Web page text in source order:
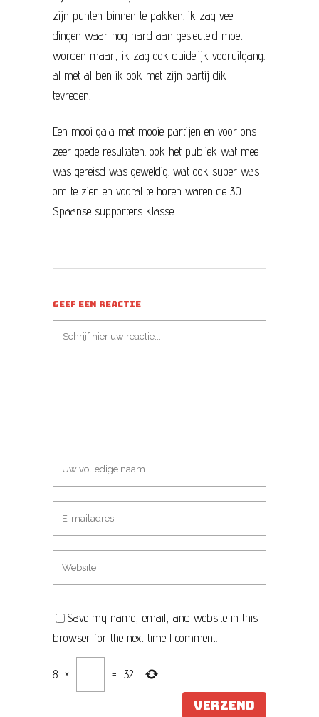
zijn punten binnen te pakken. ik zag veel
dingen waar nog hard aan gesleuteld moet
worden maar, ik zag ook duidelijk vooruitgang.
al met al ben ik ook met zijn partij dik
tevreden.
Een mooi gala met mooie partijen en voor ons
zeer goede resultaten. ook het publiek wat mee
was gereisd was geweldig. wat ook super was
om te zien en vooral te horen waren de 30
Spaanse supporters klasse.
GEEF EEN REACTIE
Save my name, email, and website in this
browser for the next time I comment.
8 × = 32